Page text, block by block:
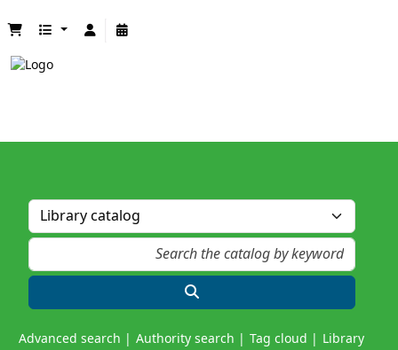
Advanced search Authority search Tag cloud Library